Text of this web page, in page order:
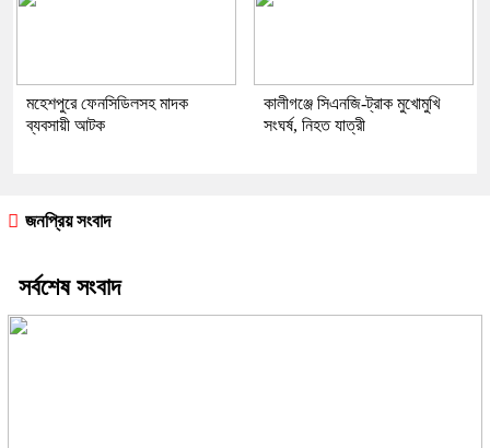
মহেশপুরে ফেনসিডিলসহ মাদক
ব্যবসায়ী আটক
কালীগঞ্জে সিএনজি-ট্রাক মুখোমুখি
সংঘর্ষ, নিহত যাত্রী
জনপ্রিয় সংবাদ
সর্বশেষ সংবাদ